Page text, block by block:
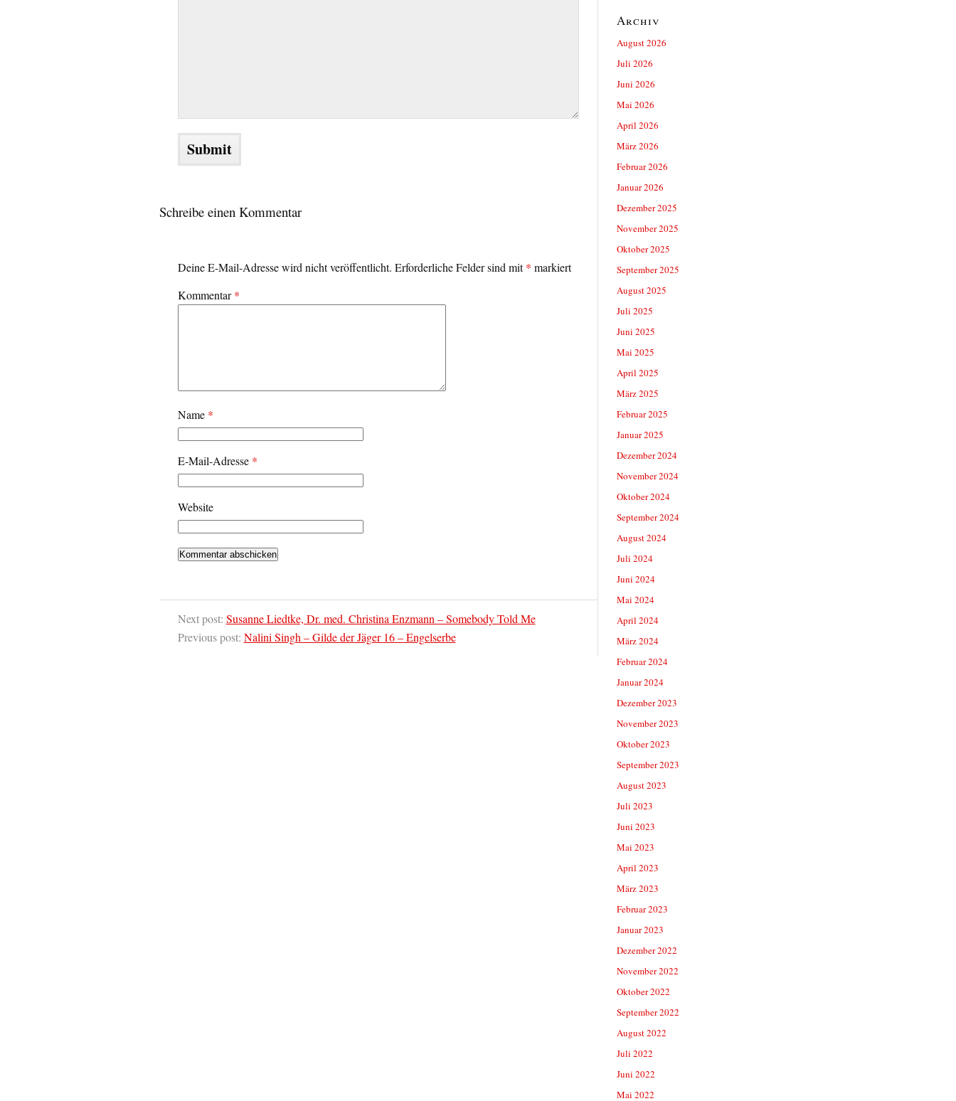
Schreibe einen Kommentar
Deine E-Mail-Adresse wird nicht veröffentlicht. Erforderliche Felder sind mit* markiert
Kommentar*
Name *
E-Mail-Adresse *
Website
Next post: Susanne Liedtke, Dr. med. Christina Enzmann – Somebody Told Me
Previous post: Nalini Singh – Gilde der Jäger 16 – Engelserbe
Archiv
August 2026
Juli 2026
Juni 2026
Mai 2026
April 2026
März 2026
Februar 2026
Januar 2026
Dezember 2025
November 2025
Oktober 2025
September 2025
August 2025
Juli 2025
Juni 2025
Mai 2025
April 2025
März 2025
Februar 2025
Januar 2025
Dezember 2024
November 2024
Oktober 2024
September 2024
August 2024
Juli 2024
Juni 2024
Mai 2024
April 2024
März 2024
Februar 2024
Januar 2024
Dezember 2023
November 2023
Oktober 2023
September 2023
August 2023
Juli 2023
Juni 2023
Mai 2023
April 2023
März 2023
Februar 2023
Januar 2023
Dezember 2022
November 2022
Oktober 2022
September 2022
August 2022
Juli 2022
Juni 2022
Mai 2022